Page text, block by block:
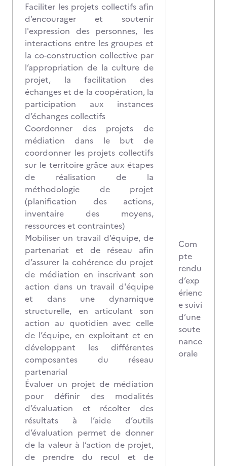
Faciliter les projets collectifs afin
d’encourager et soutenir
l'expression des personnes, les
interactions entre les groupes et
la co-construction collective par
l’appropriation de la culture de
projet, la facilitation des
échanges et de la coopération, la
participation aux instances
d’échanges collectifs
Coordonner des projets de
médiation dans le but de
coordonner les projets collectifs
sur le territoire grâce aux étapes
de réalisation de la
méthodologie de projet
(planification des actions,
inventaire des moyens,
ressources et contraintes)
Mobiliser un travail d’équipe, de
partenariat et de réseau afin
d’assurer la cohérence du projet
de médiation en inscrivant son
action dans un travail d'équipe
et dans une dynamique
structurelle, en articulant son
action au quotidien avec celle
de l’équipe, en exploitant et en
développant les différentes
composantes du réseau
partenarial
Évaluer un projet de médiation
pour définir des modalités
d’évaluation et récolter des
résultats à l’aide d’outils
d’évaluation permet de donner
de la valeur à l’action de projet,
de prendre du recul et de
Com
pte
rendu
d’exp
érienc
e suivi
d’une
soute
nance
orale